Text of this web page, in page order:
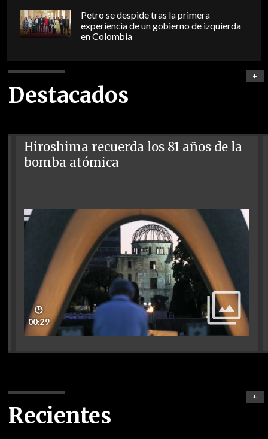
Petro se despide tras la primera
experiencia de un gobierno de izquierda
en Colombia
Destacados
+
Hiroshima recuerda los 81 años de la
bomba atómica
🕑
00:29
Recientes
+